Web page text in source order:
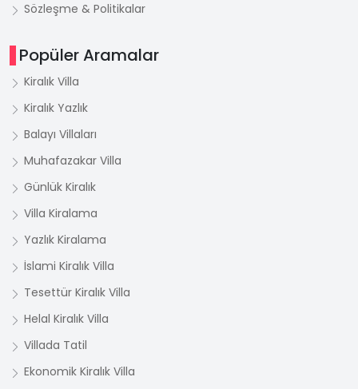
Sözleşme & Politikalar
Popüler Aramalar
Kiralık Villa
Kiralık Yazlık
Balayı Villaları
Muhafazakar Villa
Günlük Kiralık
Villa Kiralama
Yazlık Kiralama
İslami Kiralık Villa
Tesettür Kiralık Villa
Helal Kiralık Villa
Villada Tatil
Ekonomik Kiralık Villa